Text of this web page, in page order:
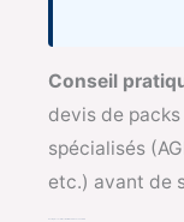
Conseil
devis de packs
spécialisés
etc.) avant de